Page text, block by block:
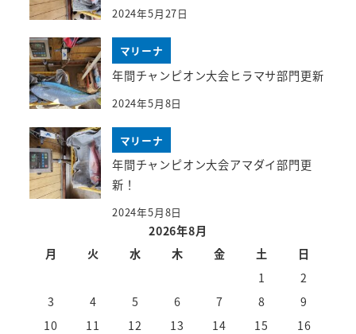
2024年5月27日
マリーナ
年間チャンピオン大会ヒラマサ部門更新
2024年5月8日
マリーナ
年間チャンピオン大会アマダイ部門更
新！
2024年5月8日
2026年8月
月
火 水 木 金 土
日
1
2
3
4 5 6 7 8
9
10
11 12 13 14 15
16